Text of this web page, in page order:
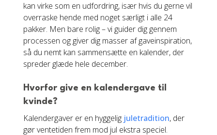
kan virke som en udfordring, især hvis du gerne vil
overraske hende med noget særligt i alle 24
pakker. Men bare rolig – vi guider dig gennem
processen og giver dig masser af gaveinspiration,
så du nemt kan sammensætte en kalender, der
spreder glæde hele december.
Hvorfor give en kalendergave til
kvinde?
Kalendergaver er en hyggelig juletradition, der
gør ventetiden frem mod jul ekstra speciel.